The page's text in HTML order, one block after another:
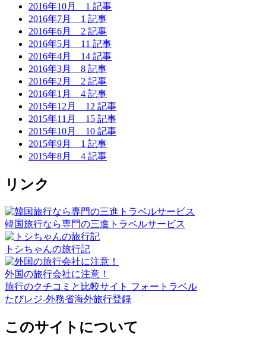
2016年10月 1 記事
2016年7月 1 記事
2016年6月 2 記事
2016年5月 11 記事
2016年4月 14 記事
2016年3月 8 記事
2016年2月 2 記事
2016年1月 4 記事
2015年12月 12 記事
2015年11月 15 記事
2015年10月 10 記事
2015年9月 1 記事
2015年8月 4 記事
リンク
韓国旅行なら専門の三進トラベルサービス
トシちゃんの旅行記
外国の旅行会社に注意！
旅行のクチコミと比較サイト フォートラベル
たびレジ-外務省海外旅行登録
このサイトについて